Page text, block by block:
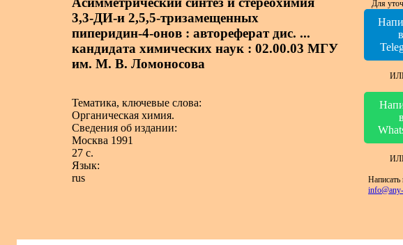
3,3-ДИ-и 2,5,5-тризамещенных
пиперидин-4-онов : автореферат дис. ...
кандидата химических наук : 02.00.03 МГУ
им. М. В. Ломоносова
Тематика, ключевые слова:
Органическая химия.
Сведения об издании:
Москва 1991
27 с.
Язык:
rus
Для
в
в
Написать